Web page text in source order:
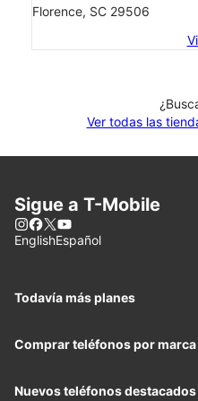
Florence, SC 29506
Ver todas las